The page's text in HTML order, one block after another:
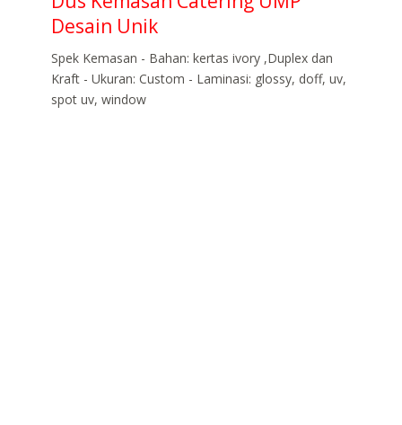
Desain Unik
Spek Kemasan - Bahan: kertas ivory ,Duplex dan
Kraft - Ukuran: Custom - Laminasi: glossy, doff, uv,
spot uv, window